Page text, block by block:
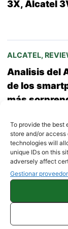
To provide the best
store and/or
technologies will
unique IDs on this
adversely affect
Gestionar
3X, Alcatel
ALCATEL,
Analisis del
de los
más
1 2
Guías,